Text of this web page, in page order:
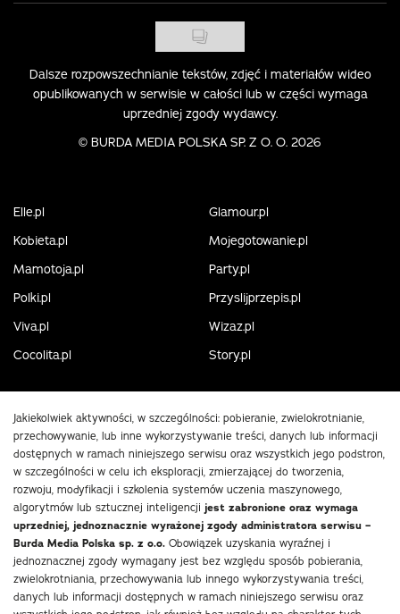
Dalsze rozpowszechnianie tekstów, zdjęć i materiałów wideo
opublikowanych w serwisie w całości lub w części wymaga
uprzedniej zgody wydawcy.
© BURDA MEDIA POLSKA SP. Z O. O. 2026
Elle.pl
Glamour.pl
Kobieta.pl
Mojegotowanie.pl
Mamotoja.pl
Party.pl
Polki.pl
Przyslijprzepis.pl
Viva.pl
Wizaz.pl
Cocolita.pl
Story.pl
Jakiekolwiek aktywności, w szczególności: pobieranie, zwielokrotnianie,
przechowywanie, lub inne wykorzystywanie treści, danych lub informacji
dostępnych w ramach niniejszego serwisu oraz wszystkich jego podstron,
w szczególności w celu ich eksploracji, zmierzającej do tworzenia,
rozwoju, modyfikacji i szkolenia systemów uczenia maszynowego,
algorytmów lub sztucznej inteligencji jest zabronione oraz wymaga
uprzedniej, jednoznacznie wyrażonej zgody administratora serwisu –
Burda Media Polska sp. z o.o. Obowiązek uzyskania wyraźnej i
jednoznacznej zgody wymagany jest bez względu sposób pobierania,
zwielokrotniania, przechowywania lub innego wykorzystywania treści,
danych lub informacji dostępnych w ramach niniejszego serwisu oraz